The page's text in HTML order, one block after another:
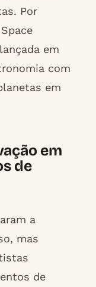
Por
em
com
em
em
de
a
mas
de